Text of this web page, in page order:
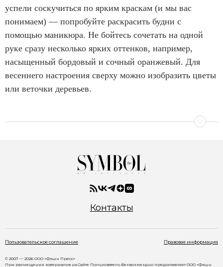
успели соскучиться по ярким краскам (и мы вас
понимаем) — попробуйте раскрасить будни с
помощью маникюра. Не бойтесь сочетать на одной
руке сразу несколько ярких оттенков, например,
насыщенный бордовый и сочный оранжевый. Для
весеннего настроения сверху можно изобразить цветы
или веточки деревьев.
Контакты
Пользовательское соглашение Правовая информация
© 2007 — 2026 ООО «Фэшн Пресс»
При размещении материалов на Сайте Пользователь безвозмездно предоставляет ООО «Фэшн